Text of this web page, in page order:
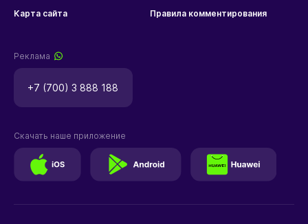
Карта сайта Правила комментирования
Реклама
+7 (700) 3 888 188
Скачать наше приложение